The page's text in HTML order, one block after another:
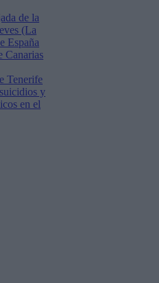
de la
(La
España
Canarias
Tenerife
y
en el